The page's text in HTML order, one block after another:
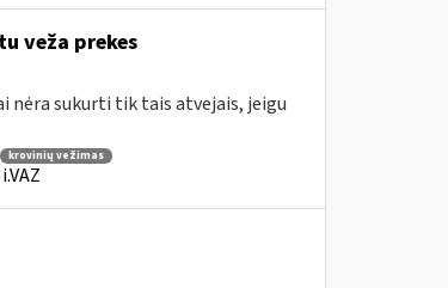
veža prekes
nėra sukurti tik tais atvejais, jeigu
krovinių vežimas